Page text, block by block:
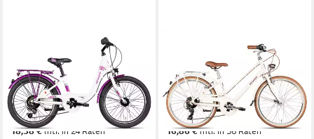
Kinderfahrrad GLÜCK 7 20
29 cm Rahmenhöhe
7 Gänge
80 kg Zul. Gesamtgewicht
369,99 €
399,99 €
18,38 €mtl. in 24 Raten
Kinderfahrrad Marlies 6 24
35 cm Rahmenhöhe
6 Gänge
80 kg Zul. Gesamtgewicht
469,99 € UVP
529,99 €
16,86 €mtl. in 36 Raten